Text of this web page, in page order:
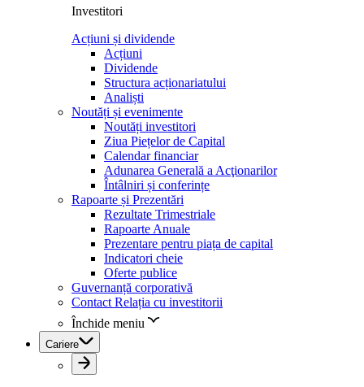
Investitori
Acțiuni și dividende
Acțiuni
Dividende
Structura acționariatului
Analiști
Noutăți și evenimente
Noutăți investitori
Ziua Piețelor de Capital
Calendar financiar
Adunarea Generală a Acţionarilor
Întâlniri și conferințe
Rapoarte și Prezentări
Rezultate Trimestriale
Rapoarte Anuale
Prezentare pentru piața de capital
Indicatori cheie
Oferte publice
Guvernanță corporativă
Contact Relația cu investitorii
Închide meniu
Cariere